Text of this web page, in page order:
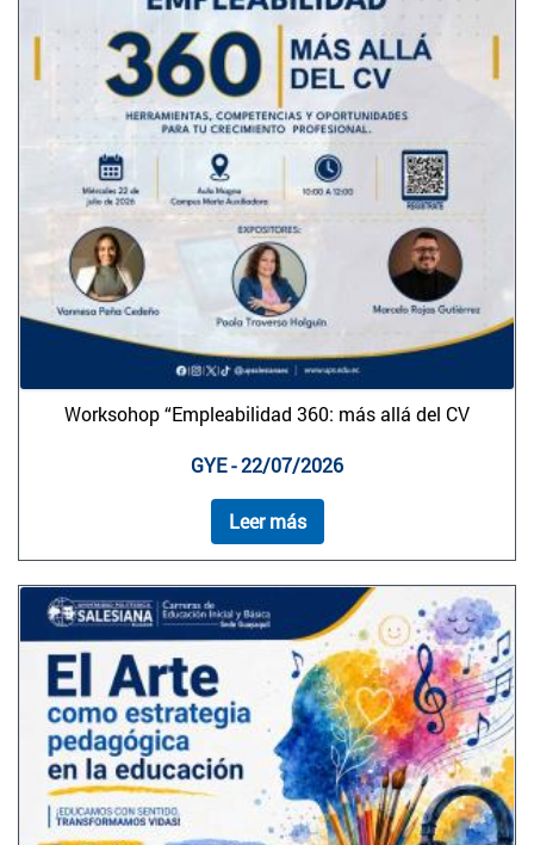
Worksohop “Empleabilidad 360: más allá del CV
GYE - 22/07/2026
Leer más